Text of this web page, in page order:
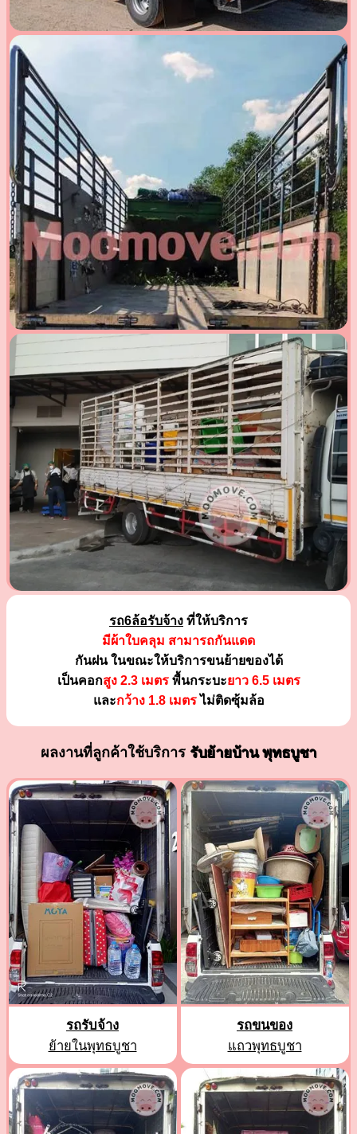
รถ6ล้อรับจ้าง ที่ให้บริการ
มีผ้าใบคลุม สามารถกันแดด
กันฝน ในขณะให้บริการขนย้ายของได้
เป็นคอกสูง 2.3 เมตรพื้นกระบะยาว 6.5 เมตร
และกว้าง 1.8 เมตรไม่ติดซุ้มล้อ
ผลงานที่ลูกค้าใช้บริการ รับย้ายบ้าน พุทธบูชา
รถรับจ้าง
ย้ายในพุทธบูชา
รถขนของ
แถวพุทธบูชา